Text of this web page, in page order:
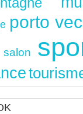
porto
salon